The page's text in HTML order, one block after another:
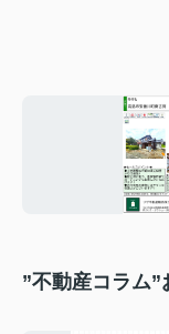
”不動産コラム